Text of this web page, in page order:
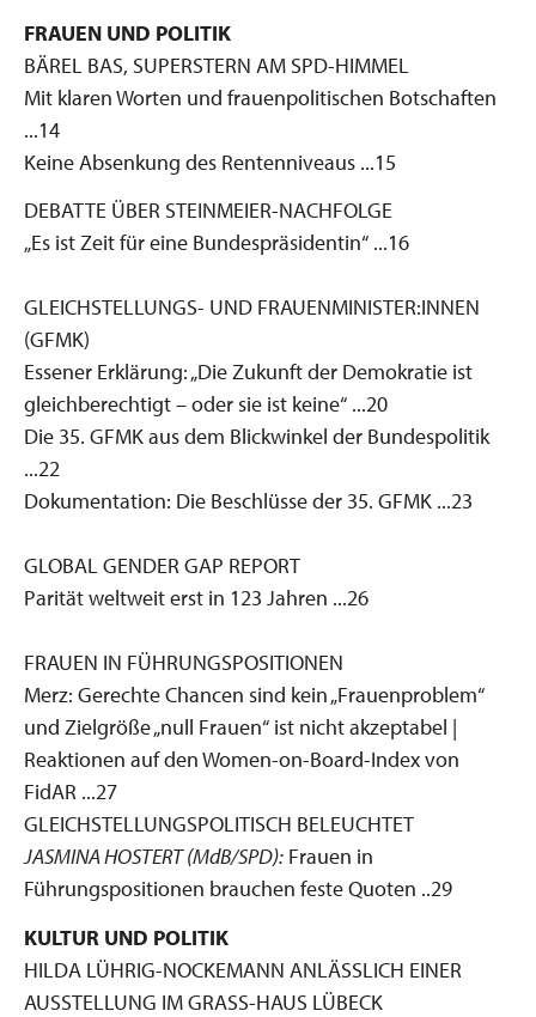
FRAUEN UND POLITIK
BÄREL BAS, SUPERSTERN AM SPD-HIMMEL
Mit klaren Worten und frauenpolitischen Botschaften
...14
Keine Absenkung des Rentenniveaus ...15
DEBATTE ÜBER STEINMEIER-NACHFOLGE
„Es ist Zeit für eine Bundespräsidentin“ ...16
GLEICHSTELLUNGS- UND FRAUENMINISTER:INNEN
(GFMK)
Essener Erklärung: „Die Zukunft der Demokratie ist
gleichberechtigt – oder sie ist keine“ ...20
Die 35. GFMK aus dem Blickwinkel der Bundespolitik
...22
Dokumentation: Die Beschlüsse der 35. GFMK ...23
GLOBAL GENDER GAP REPORT
Parität weltweit erst in 123 Jahren ...26
FRAUEN IN FÜHRUNGSPOSITIONEN
Merz: Gerechte Chancen sind kein „Frauenproblem“
und Zielgröße „null Frauen“ ist nicht akzeptabel |
Reaktionen auf den Women-on-Board-Index von
FidAR ...27
GLEICHSTELLUNGSPOLITISCH BELEUCHTET
JASMINA HOSTERT (MdB/SPD): Frauen in
Führungspositionen brauchen feste Quoten ..29
KULTUR UND POLITIK
HILDA LÜHRIG-NOCKEMANN ANLÄSSLICH EINER
AUSSTELLUNG IM GRASS-HAUS LÜBECK